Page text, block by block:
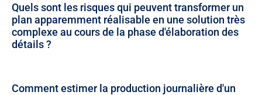
Quels sont les risques qui peuvent transformer un
plan apparemment réalisable en une solution très
complexe au cours de la phase d'élaboration des
détails ?
Comment estimer la production journalière d'un